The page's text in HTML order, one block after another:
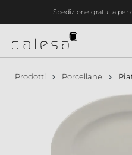
principaleSpedizione gratuita per
Prodotti Porcellane